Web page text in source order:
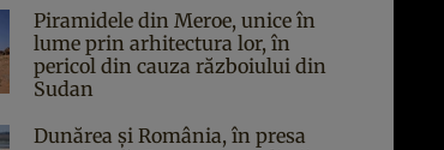
Piramidele din Meroe, unice în
lume prin arhitectura lor, în
pericol din cauza războiului din
Sudan
Dunărea și România, în presa